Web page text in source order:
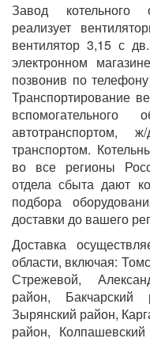
Завод котельного
реализует
вентилятор 3,15 с
электронном
позвонив по
Транспортирование
вспомогательного
автотранспортом,
транспортом.
во все регионы
отдела сбыта дают
подбора
доставки до вашего
Доставка
области, включая:
Стрежевой,
район, Бакчарский
Зырянский район,
район,